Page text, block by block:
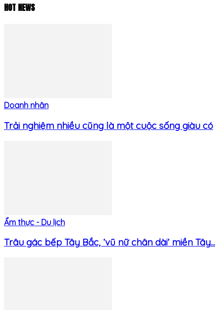
HOT NEWS
Doanh nhân
Trải nghiệm nhiều cũng là một cuộc sống giàu có
Ẩm thực - Du lịch
Trâu gác bếp Tây Bắc, ‘vũ nữ chân dài’ miền Tây...